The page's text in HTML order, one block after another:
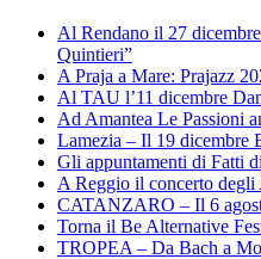
Al Rendano il 27
Quintieri”
A Praja a Mare: Prajazz
Al TAU l’11 dicembre
Ad Amantea Le Passioni
Lamezia – Il 19 dicembre
Gli appuntamenti di Fatti
A Reggio il concerto degli
CATANZARO – Il 6
Torna il Be Alternative
TROPEA – Da Bach a